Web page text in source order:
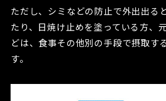
ただし、シミなどの防止で外出出る
たり、日焼け止めを塗っている方、
どは、食事その他別の手段で摂取す
す。